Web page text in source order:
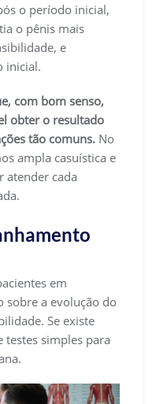
o período inicial,
o pênis mais
e
inicial.
com bom senso,
obter o resultado
tão comuns. No
ampla casuística e
atender cada
em
sobre a evolução do
Se existe
testes simples para